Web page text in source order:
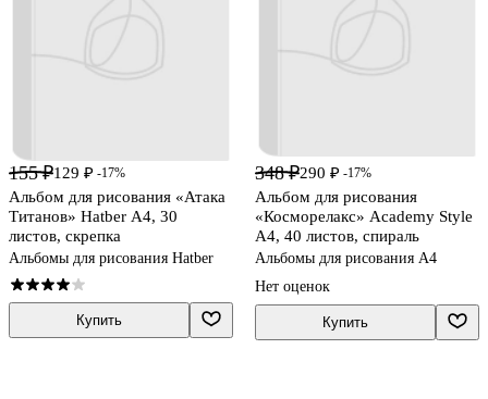
155 ₽129 ₽ -17%
Альбом для рисования «Атака
Титанов» Hatber А4, 30
листов, скрепка
Альбомы для рисования Hatber
Купить
348 ₽290 ₽ -17%
Альбом для рисования
«Косморелакс» Academy Style
А4, 40 листов, спираль
Альбомы для рисования А4
Нет оценок
Купить